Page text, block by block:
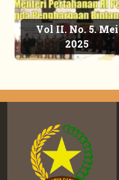
Vol II. No. 5. Mei
2025